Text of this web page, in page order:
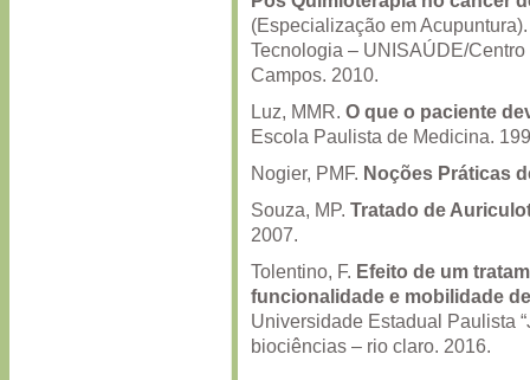
(Especialização em
Tecnologia – UNISAÚDE/
Campos. 2010.
Luz, MMR. O que o paciente
Escola Paulista de Medicina.
Nogier, PMF. Noções Práticas
Souza, MP. Tratado de
2007.
Tolentino, F. Efeito de um
funcionalidade e mobilidade
Universidade Estadual Paulista
biociências – rio claro. 2016.